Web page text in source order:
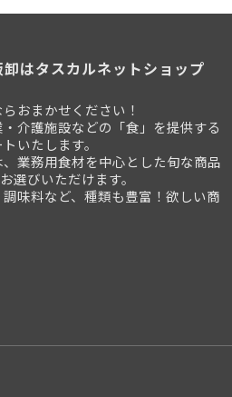
はタスカルネットショップ
おまかせください！
介護施設などの「食」を提供する
いたします。
業務用食材を中心とした旬な商品
選びいただけます。
味料など、種類も豊富！欲しい商